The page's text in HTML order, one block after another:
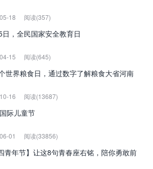
18 阅读(357)
日，全民国家安全教育日
15 阅读(645)
世界粮食日，通过数字了解粮食大省河南
16 阅读(13687)
际儿童节
01 阅读(33856)
青年节】让这8句青春座右铭，陪你勇敢前